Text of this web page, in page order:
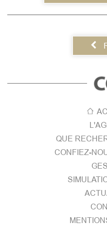
QUE
CONFIEZ-